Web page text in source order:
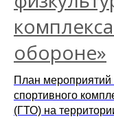
обороне»
План мероприятий
спортивного
(ГТО) на